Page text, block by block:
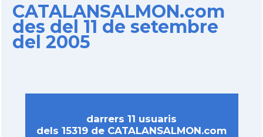
CATALANSALMON.com
des del 11 de setembre
del 2005
darrers 11 usuaris
dels 15319 de CATALANSALMON.com